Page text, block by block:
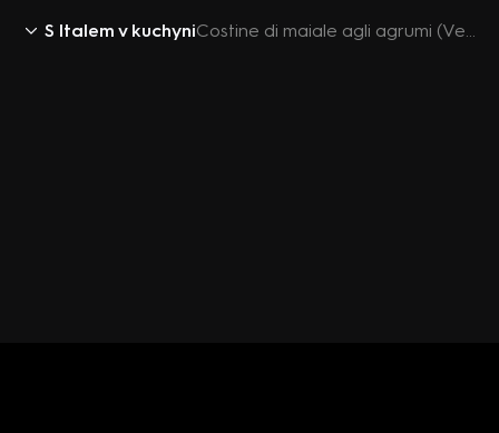
S Italem v kuchyni Costine di maiale agli agrumi (Vepřová žebra na citronu a pomeranči)